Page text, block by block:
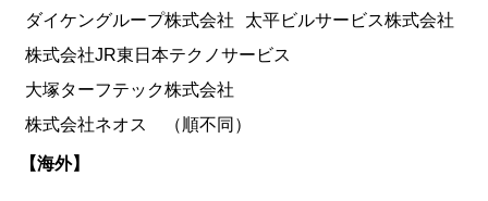
ダイケングループ株式会社
太平ビルサービス株式会社
株式会社JR東日本テクノサービス
大塚ターフテック株式会社
株式会社ネオス （順不同）
【海外】